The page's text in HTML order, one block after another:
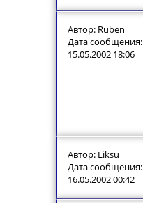
Автор: Ruben
Дата сообщения:
15.05.2002 18:06
Автор: Liksu
Дата сообщения:
16.05.2002 00:42